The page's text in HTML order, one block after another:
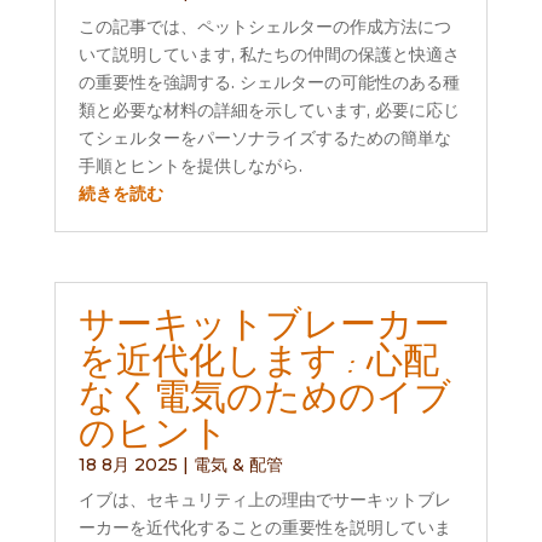
この記事では、ペットシェルターの作成方法につ
いて説明しています, 私たちの仲間の保護と快適さ
の重要性を強調する. シェルターの可能性のある種
類と必要な材料の詳細を示しています, 必要に応じ
てシェルターをパーソナライズするための簡単な
手順とヒントを提供しながら.
続きを読む
サーキットブレーカー
を近代化します : 心配
なく電気のためのイブ
のヒント
18 8月 2025 | 電気 & 配管
イブは、セキュリティ上の理由でサーキットブレ
ーカーを近代化することの重要性を説明していま